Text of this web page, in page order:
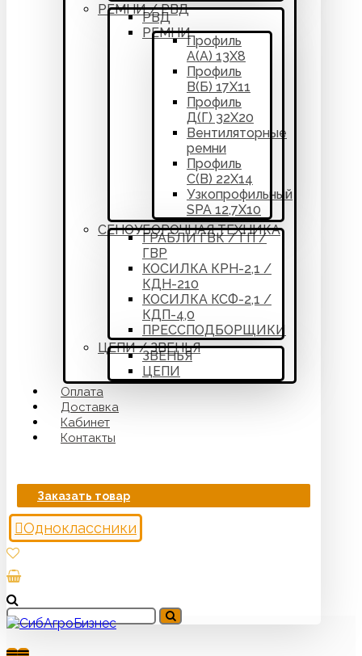
РЕМНИ / РВД
РВД
РЕМНИ
Профиль
А(А) 13Х8
Профиль
В(Б) 17Х11
Профиль
Д(Г) 32Х20
Вентиляторные
ремни
Профиль
С(В) 22Х14
Узкопрофильный
SPA 12,7Х10
СЕНОУБОРОЧНАЯ ТЕХНИКА
ГРАБЛИ ГВК / ГП /
ГВР
КОСИЛКА КРН-2,1 /
КДН-210
КОСИЛКА КСФ-2,1 /
КДП-4,0
ПРЕССПОДБОРЩИКИ
ЦЕПИ / ЗВЕНЬЯ
ЗВЕНЬЯ
ЦЕПИ
Оплата
Доставка
Кабинет
Контакты
Заказать товар
Одноклассники